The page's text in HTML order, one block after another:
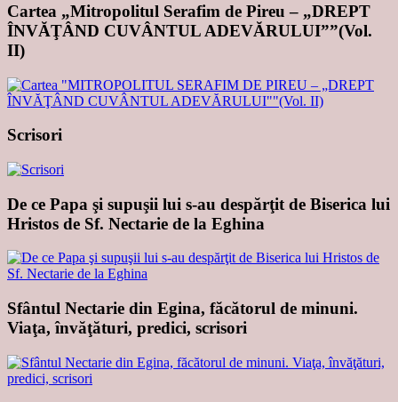
Cartea „Mitropolitul Serafim de Pireu – „DREPT
ÎNVĂŢÂND CUVÂNTUL ADEVĂRULUI””(Vol.
II)
Scrisori
De ce Papa şi supuşii lui s-au despărţit de Biserica lui
Hristos de Sf. Nectarie de la Eghina
Sfântul Nectarie din Egina, făcătorul de minuni.
Viaţa, învăţături, predici, scrisori